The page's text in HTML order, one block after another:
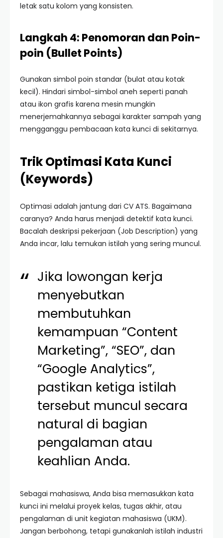
letak satu kolom yang konsisten.
Langkah 4: Penomoran dan Poin-
poin (Bullet Points)
Gunakan simbol poin standar (bulat atau kotak
kecil). Hindari simbol-simbol aneh seperti panah
atau ikon grafis karena mesin mungkin
menerjemahkannya sebagai karakter sampah yang
mengganggu pembacaan kata kunci di sekitarnya.
Trik Optimasi Kata Kunci
(Keywords)
Optimasi adalah jantung dari CV ATS. Bagaimana
caranya? Anda harus menjadi detektif kata kunci.
Bacalah deskripsi pekerjaan (Job Description) yang
Anda incar, lalu temukan istilah yang sering muncul.
Jika lowongan kerja
menyebutkan
membutuhkan
kemampuan “Content
Marketing”, “SEO”, dan
“Google Analytics”,
pastikan ketiga istilah
tersebut muncul secara
natural di bagian
pengalaman atau
keahlian Anda.
Sebagai mahasiswa, Anda bisa memasukkan kata
kunci ini melalui proyek kelas, tugas akhir, atau
pengalaman di unit kegiatan mahasiswa (UKM).
Jangan berbohong, tetapi gunakanlah istilah industri